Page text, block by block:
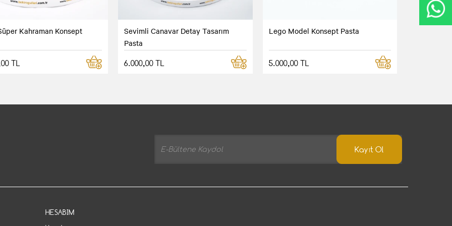
Kahraman Konsept
TL
Sevimli Canavar Detay Tasarım
Pasta
6.000,00 TL
Lego Model Konsept Pasta
5.000,00 TL
Kayıt Ol
HESABIM